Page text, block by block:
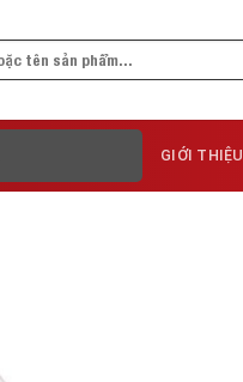
GIỚI THIỆU